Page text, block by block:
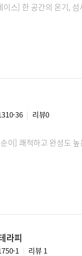
이스] 한 공간의 온기,
36 리뷰0
이] 쾌적하고 완성도
라피
1 리뷰 1